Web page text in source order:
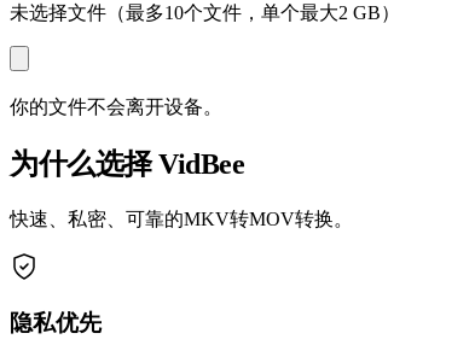
未选择文件（最多10个文件，单个最大2 GB）
你的文件不会离开设备。
为什么选择 VidBee
快速、私密、可靠的MKV转MOV转换。
隐私优先